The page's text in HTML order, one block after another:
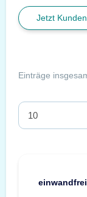
Jetzt
Einträge
einwandfrei